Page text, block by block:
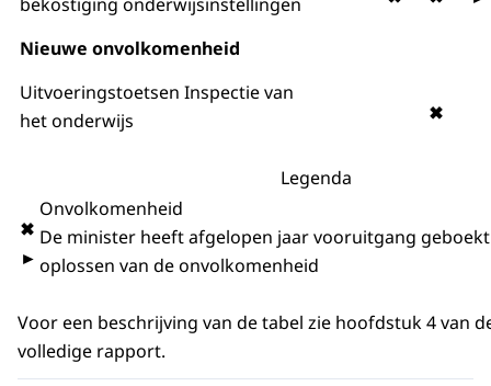
bekostiging onderwijsinstellingen
Nieuwe onvolkomenheid
Uitvoeringstoetsen Inspectie van
het onderwijs
✖
Legenda
✖
►
Onvolkomenheid
De minister heeft afgelopen jaar vooruitgang
oplossen van de onvolkomenheid
Voor een beschrijving van de tabel zie hoofdstuk 4 van
volledige rapport.